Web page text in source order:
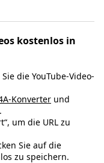
kostenlos in
die YouTube-Video-
Konverter und
um die URL zu
Sie auf die
zu speichern.